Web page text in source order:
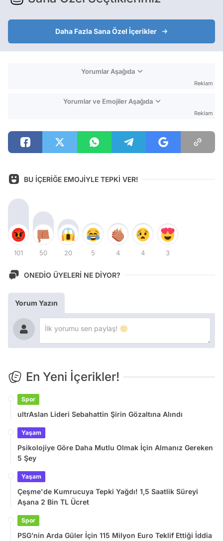
Daha Fazla Sana Özel İçerikler
Yorumlar Aşağıda
Reklam
Yorumlar ve Emojiler Aşağıda
Reklam
BU İÇERİĞE EMOJİYLE TEPKİ VER!
101 50 20 5 4 4 3
ONEDİO ÜYELERİ NE DİYOR?
Yorum Yazın
En Yeni İçerikler!
Spor
ultrAslan Lideri Sebahattin Şirin Gözaltına Alındı
Yaşam
Psikolojiye Göre Daha Mutlu Olmak İçin Almanız Gereken
5 Şey
Yaşam
Çeşme'de Kumrucuya Tepki Yağdı! 1,5 Saatlik Süreyi
Aşana 2 Bin TL Ücret
Spor
PSG’nin Arda Güler İçin 115 Milyon Euro Teklif Ettiği İddia